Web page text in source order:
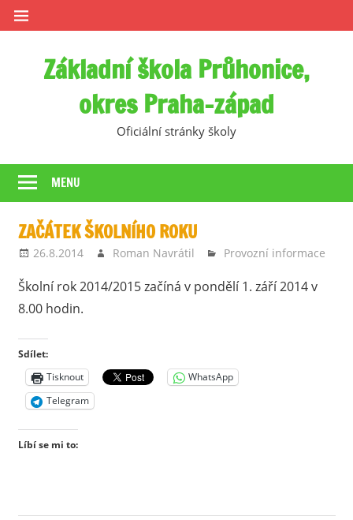
Skip
to
Základní škola Průhonice,
okres Praha-západ
Oficiální stránky školy
MENU
ZAČÁTEK ŠKOLNÍHO ROKU
26.8.2014 Roman Navrátil Provozní informace
Školní rok 2014/2015 začíná v pondělí 1. září 2014 v
8.00 hodin.
Sdílet:
Tisknout
WhatsApp
Telegram
Líbí se mi to: